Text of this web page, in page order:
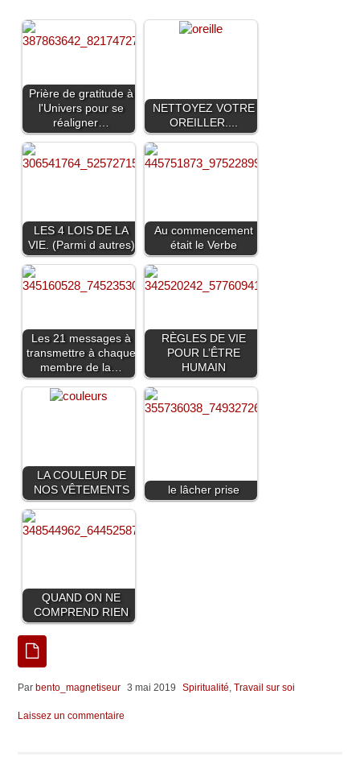
Prière de gratitude à
l'Univers pour se
réaligner…
NETTOYEZ VOTRE
OREILLER....
LES 4 LOIS DE LA
VIE. (Parmi d autres)
Au commencement
était le Verbe
Les 21 messages à
transmettre à chaque
membre de la…
RÈGLES DE VIE
POUR L’ÊTRE
HUMAIN
LA COULEUR DE
NOS VÊTEMENTS
le lâcher prise
QUAND ON NE
COMPREND RIEN
Par bento_magnetiseur 3 mai 2019 Spiritualité,Travail sur soi
Laissez un commentaire